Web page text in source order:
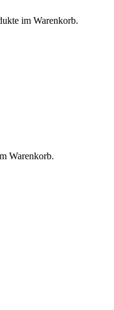
im Warenkorb.
Warenkorb.